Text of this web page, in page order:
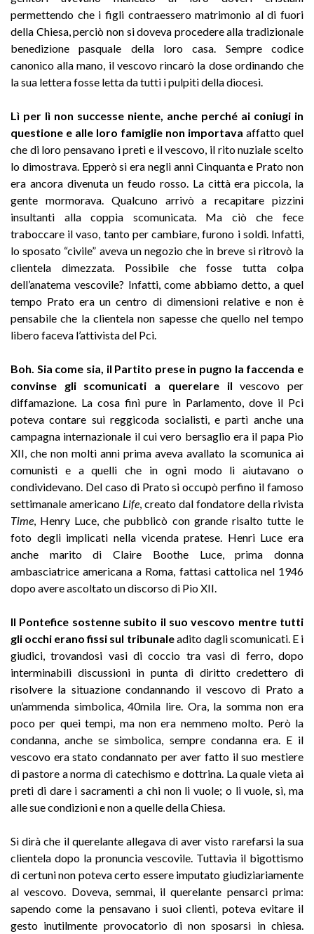
permettendo che i figli contraessero matrimonio al di fuori
della Chiesa, perciò non si doveva procedere alla tradizionale
benedizione pasquale della loro casa. Sempre codice
canonico alla mano, il vescovo rincarò la dose ordinando che
la sua lettera fosse letta da tutti i pulpiti della diocesi.
Lì per lì non successe niente, anche perché ai coniugi in
questione e alle loro famiglie non importava affatto quel
che di loro pensavano i preti e il vescovo, il rito nuziale scelto
lo dimostrava. Epperò si era negli anni Cinquanta e Prato non
era ancora divenuta un feudo rosso. La città era piccola, la
gente mormorava. Qualcuno arrivò a recapitare pizzini
insultanti alla coppia scomunicata. Ma ciò che fece
traboccare il vaso, tanto per cambiare, furono i soldi. Infatti,
lo sposato “civile” aveva un negozio che in breve si ritrovò la
clientela dimezzata. Possibile che fosse tutta colpa
dell’anatema vescovile? Infatti, come abbiamo detto, a quel
tempo Prato era un centro di dimensioni relative e non è
pensabile che la clientela non sapesse che quello nel tempo
libero faceva l’attivista del Pci.
Boh. Sia come sia, il Partito prese in pugno la faccenda e
convinse gli scomunicati a querelare il vescovo per
diffamazione. La cosa finì pure in Parlamento, dove il Pci
poteva contare sui reggicoda socialisti, e partì anche una
campagna internazionale il cui vero bersaglio era il papa Pio
XII, che non molti anni prima aveva avallato la scomunica ai
comunisti e a quelli che in ogni modo li aiutavano o
condividevano. Del caso di Prato si occupò perfino il famoso
settimanale americano Life , creato dal fondatore della rivista
Time , Henry Luce, che pubblicò con grande risalto tutte le
foto degli implicati nella vicenda pratese. Henri Luce era
anche marito di Claire Boothe Luce, prima donna
ambasciatrice americana a Roma, fattasi cattolica nel 1946
dopo avere ascoltato un discorso di Pio XII.
Il Pontefice sostenne subito il suo vescovo mentre tutti
gli occhi erano fissi sul tribunaleadito dagli scomunicati. E i
giudici, trovandosi vasi di coccio tra vasi di ferro, dopo
interminabili discussioni in punta di diritto credettero di
risolvere la situazione condannando il vescovo di Prato a
un’ammenda simbolica, 40mila lire. Ora, la somma non era
poco per quei tempi, ma non era nemmeno molto. Però la
condanna, anche se simbolica, sempre condanna era. E il
vescovo era stato condannato per aver fatto il suo mestiere
di pastore a norma di catechismo e dottrina. La quale vieta ai
preti di dare i sacramenti a chi non li vuole; o li vuole, sì, ma
alle sue condizioni e non a quelle della Chiesa.
Si dirà che il querelante allegava di aver visto rarefarsi la sua
clientela dopo la pronuncia vescovile. Tuttavia il bigottismo
di certuni non poteva certo essere imputato giudiziariamente
al vescovo. Doveva, semmai, il querelante pensarci prima:
sapendo come la pensavano i suoi clienti, poteva evitare il
gesto inutilmente provocatorio di non sposarsi in chiesa.